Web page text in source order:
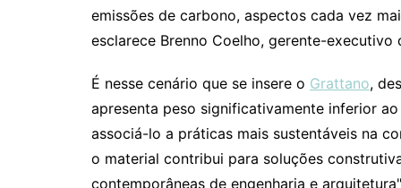
emissões de carbono, aspectos cada vez
esclarece Brenno Coelho, gerente-executivo
É nesse cenário que se insere o Grattano,
apresenta peso significativamente inferior
associá-lo a práticas mais sustentáveis na
o material contribui para soluções
contemporâneas de engenharia e